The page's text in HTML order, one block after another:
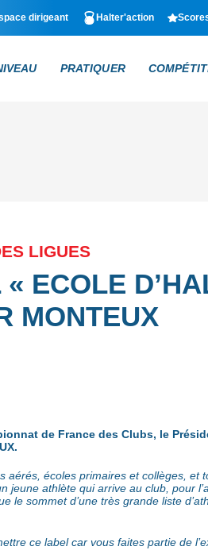
dirigeant Halter'action
PRATIQUER
LIGUES
ECOLE
MONTEUX
de France des Clubs, le
aérés, écoles primaires et collèges, et
jeune athlète qui arrive au club, pour
le sommet d’une très grande liste
ce label car vous faites partie de